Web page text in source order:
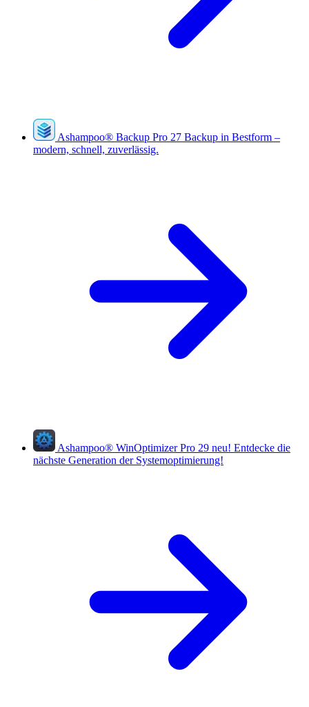
Ashampoo® Backup Pro 27 Backup in Bestform –
modern, schnell, zuverlässig.
Ashampoo® WinOptimizer Pro 29 neu! Entdecke die
nächste Generation der Systemoptimierung!